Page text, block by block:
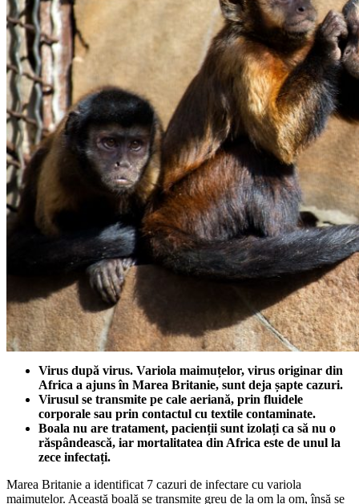
Virus după virus. Variola maimuțelor, virus originar din
Africa a ajuns în Marea Britanie, sunt deja șapte cazuri.
Virusul se transmite pe cale aeriană, prin fluidele
corporale sau prin contactul cu textile contaminate.
Boala nu are tratament, pacienții sunt izolați ca să nu o
răspândească, iar mortalitatea din Africa este de unul la
zece infectați.
Marea Britanie a identificat 7 cazuri de infectare cu variola
maimuțelor. Această boală se transmite greu de la om la om, însă se